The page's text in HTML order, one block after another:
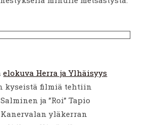
elokuva Herra ja Ylhäisyys
kyseistä filmiä tehtiin
ja ”Roi” Tapio
yläkerran